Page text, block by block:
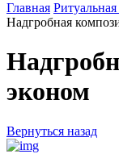
Главная
Надгробная
эконом
Вернуться назад